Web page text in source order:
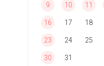
9 10 11
16 17 18
23 24 25
30 31